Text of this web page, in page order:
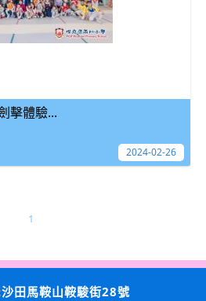
擊體驗...
2024-02-26
1
田馬鞍山鞍駿街28號